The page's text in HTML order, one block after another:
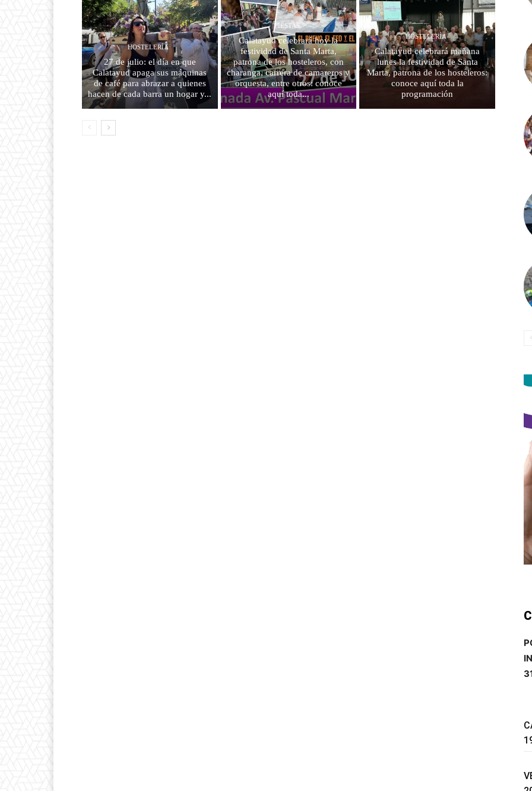
HOSTELERÍA
27 de julio: el día en que
Calatayud apaga sus máquinas
de café para abrazar a quienes
hacen de cada barra un hogar y...
FIESTAS
Calatayud celebrará hoy la
festividad de Santa Marta,
patrona de los hosteleros, con
charanga, carrera de camareros y
orquesta, entre otros: conoce
aquí toda...
HOSTELERÍA
Calatayud celebrará mañana
lunes la festividad de Santa
Marta, patrona de los hosteleros:
conoce aquí toda la
programación